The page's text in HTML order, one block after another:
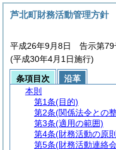
芦北町財務活動管理方針
平成26年9月8日 告示第79
(平成30年4月1日施行)
条項目次
沿革
本則
第1条(目的)
第2条(関係法令との
第3条(適用の範囲)
第4条(財務活動の原
第5条(財務活動連絡